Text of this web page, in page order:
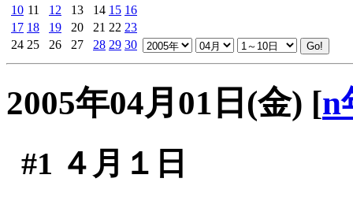
10 11 12 13 14 15 16
17 18 19 20 21 22 23
24 25 26 27 28 29 30
2005年04月01日(金) [n
#1 ４月１日